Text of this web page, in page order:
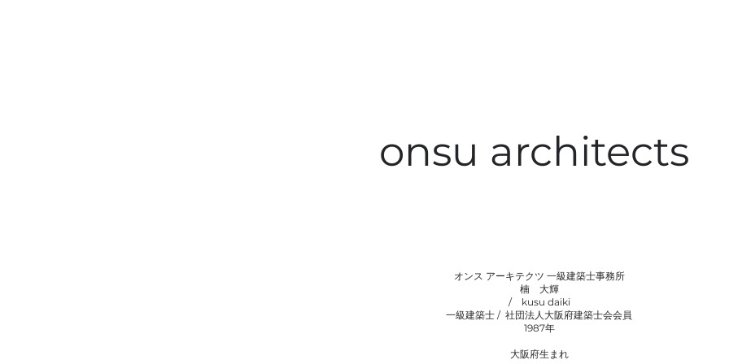
onsu architects
オンス アーキテクツ 一級建築士事務所
楠 大輝
/ kusu daiki
一級建築士 / 社団法人大阪府建築士会会員
1987年
大阪府生まれ